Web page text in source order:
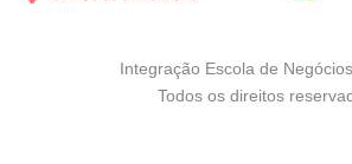
Integração Escola de
Todos os direitos